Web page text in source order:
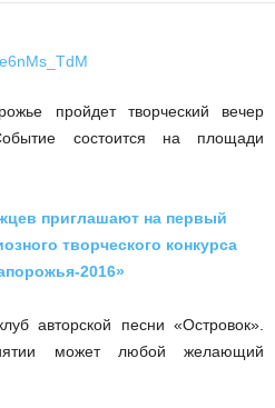
пройдет творческий вечер
состоится на площади
приглашают на первый
творческого конкурса
2016»
авторской песни «Островок».
может любой желающий